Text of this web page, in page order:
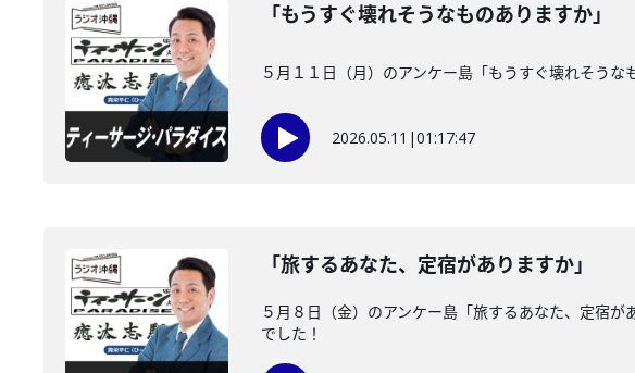
「もうすぐ壊れそうなものありますか」
５月１１日（月）のアンケー島「もうすぐ壊れそう
2026.05.11 |01:17:47
「旅するあなた、定宿がありますか」
５月８日（金）のアンケー島「旅するあなた、定宿
でした！